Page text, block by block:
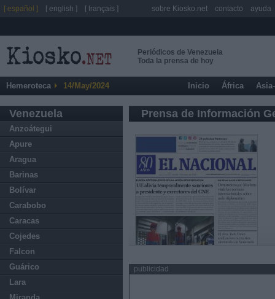
Periódicos de Venezuela
Toda la prensa de hoy
Hemeroteca 14/May/2024 Inicio África
Venezuela
Anzoátegui
Apure
Aragua
Barinas
Bolívar
Carabobo
Caracas
Cojedes
Falcon
Guárico
Lara
Prensa de Información
publicidad
[ español ] [ english ] [ français ] sobre Kiosko.net contacto ayuda